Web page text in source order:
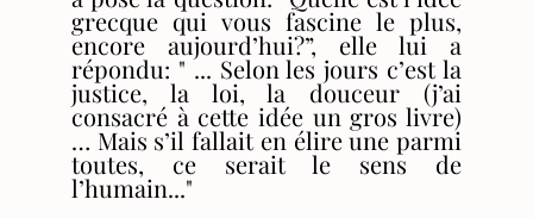
grecque qui vous fascine le plus,
encore aujourd’hui?”, elle lui a
répondu: " ... Selon les jours c’est la
justice, la loi, la douceur (j’ai
consacré à cette idée un gros livre)
… Mais s’il fallait en élire une parmi
toutes, ce serait le sens de
l’humain..."